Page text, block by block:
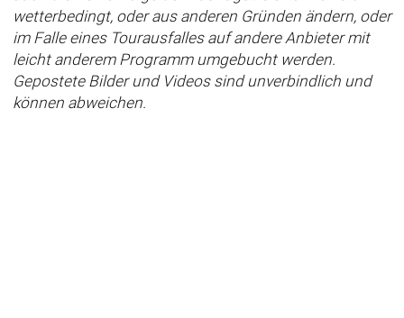
wetterbedingt, oder aus anderen Gründen ändern, oder
im Falle eines Tourausfalles auf andere Anbieter mit
leicht anderem Programm umgebucht werden.
Gepostete Bilder und Videos sind unverbindlich und
können abweichen.